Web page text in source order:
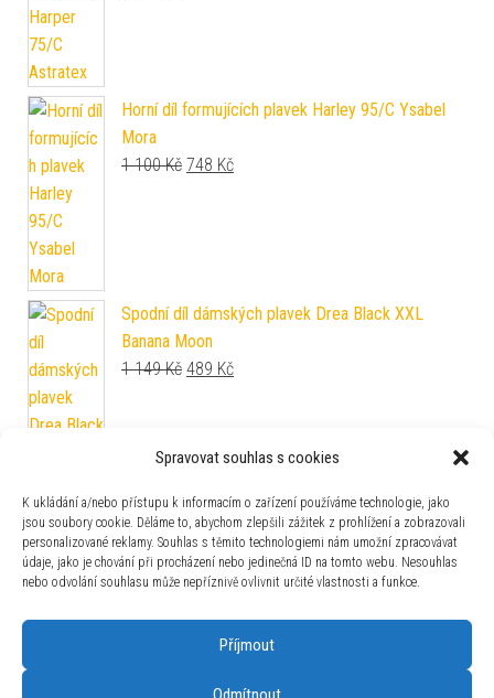
Spravovat souhlas s cookies
K ukládání a/nebo přístupu k informacím o zařízení používáme technologie, jako
jsou soubory cookie. Děláme to, abychom zlepšili zážitek z prohlížení a zobrazovali
personalizované reklamy. Souhlas s těmito technologiemi nám umožní zpracovávat
údaje, jako je chování při procházení nebo jedinečná ID na tomto webu. Nesouhlas
nebo odvolání souhlasu může nepříznivě ovlivnit určité vlastnosti a funkce.
Příjmout
Horní díl formujících plavek Harley 95/C Ysabel
Mora
1 100Kč Original price was: 1 100 Kč.
748 KčCurrent price is: 748 Kč.
Spodní díl dámských plavek Drea Black XXL
Banana Moon
1 149Kč Original price was: 1 149 Kč.
489 KčCurrent price is: 489 Kč.
Spodní díl plavek Moiry 44 Astratex
649 Kč